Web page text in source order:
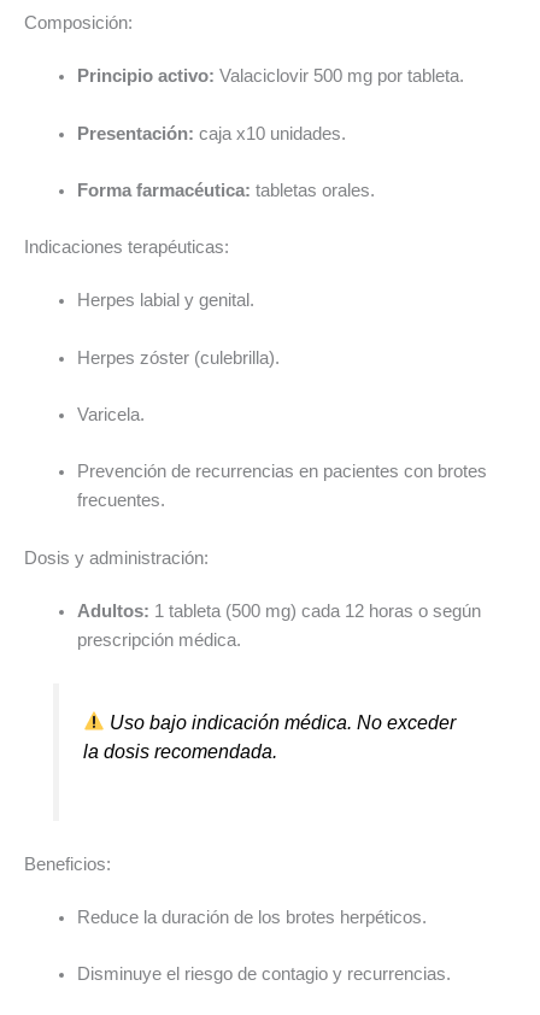
Composición:
Principio activo: Valaciclovir 500 mg por tableta.
Presentación: caja x10 unidades.
Forma farmacéutica: tabletas orales.
Indicaciones terapéuticas:
Herpes labial y genital.
Herpes zóster (culebrilla).
Varicela.
Prevención de recurrencias en pacientes con brotes
frecuentes.
Dosis y administración:
Adultos: 1 tableta (500 mg) cada 12 horas o según
prescripción médica.
Uso bajo indicación médica. No exceder
la dosis recomendada.
Beneficios:
Reduce la duración de los brotes herpéticos.
Disminuye el riesgo de contagio y recurrencias.